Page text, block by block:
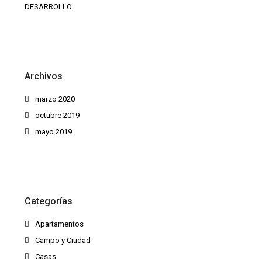
DESARROLLO
Archivos
marzo 2020
octubre 2019
mayo 2019
Categorías
Apartamentos
Campo y Ciudad
Casas